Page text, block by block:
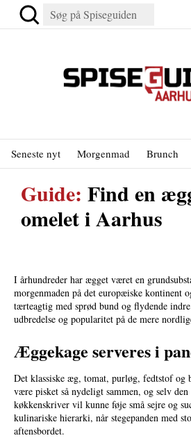
Seneste nyt Morgenmad Brunch
Guide: Find en
omelet i Aarhus
I århundreder har ægget været en
morgenmaden på det europæiske kontinent
tærteagtig med sprød bund og flydende
udbredelse og popularitet på de mere
Æggekage serveres i
Det klassiske æg, tomat, purløg, fedtstof og
være pisket så nydeligt sammen, og selv den
køkkenskriver vil kunne føje små sejre og
kulinariske hierarki, når stegepanden med
aftensbordet.